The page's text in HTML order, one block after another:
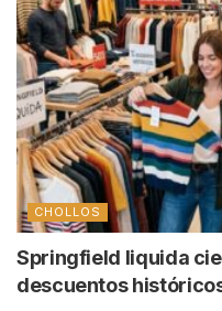
CHOLLOS
Springfield liquida
descuentos